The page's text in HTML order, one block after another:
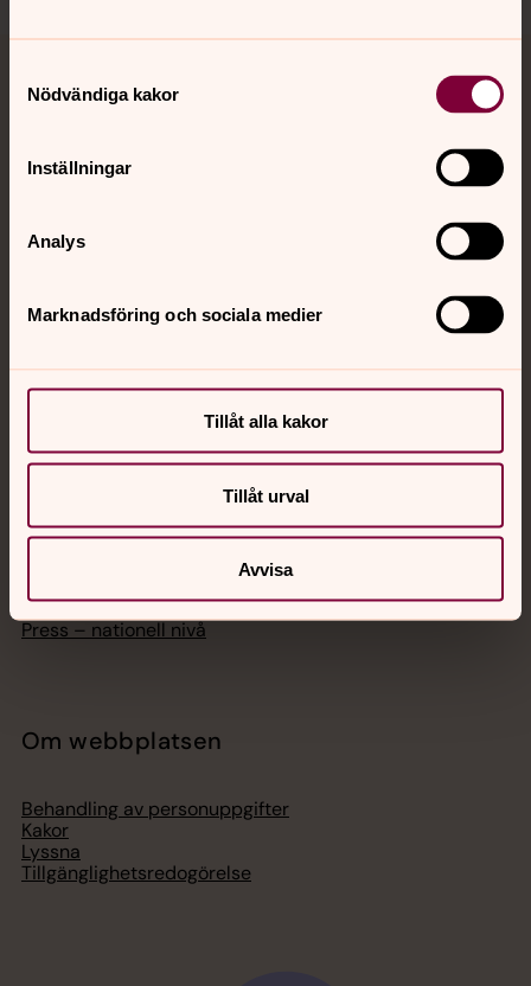
Nödvändiga kakor
Inställningar
Analys
Marknadsföring och sociala medier
Tillåt alla kakor
Tillåt urval
Avvisa
Jourhavande präst
med en präst på kvällar och nätter.
Chatt
Lediga jobb
Ge en gåva
Svenska kyrkan i utlandet
Press – nationell nivå
Om webbplatsen
Behandling av personuppgifter
Kakor
Lyssna
Tillgänglighetsredogörelse